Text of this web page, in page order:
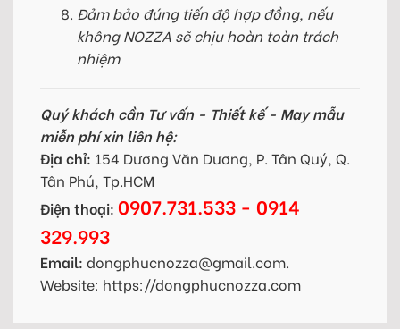
Đảm bảo đúng tiến độ hợp đồng, nếu
không NOZZA sẽ chịu hoàn toàn trách
nhiệm
Quý khách cần Tư vấn - Thiết kế - May mẫu
miễn phí xin liên hệ:
Địa chỉ: 154 Dương Văn Dương, P. Tân Quý, Q.
Tân Phú, Tp.HCM
Điện thoại: 0907.731.533 - 0914
329.993
Email: dongphucnozza@gmail.com.
Website: https://dongphucnozza.com